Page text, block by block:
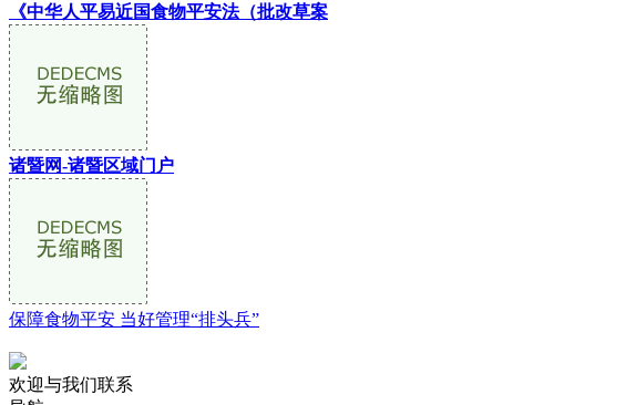
《中华人平易近国食物平安法（批改草案
诸暨网-诸暨区域门户
保障食物平安 当好管理“排头兵”
欢迎与我们联系